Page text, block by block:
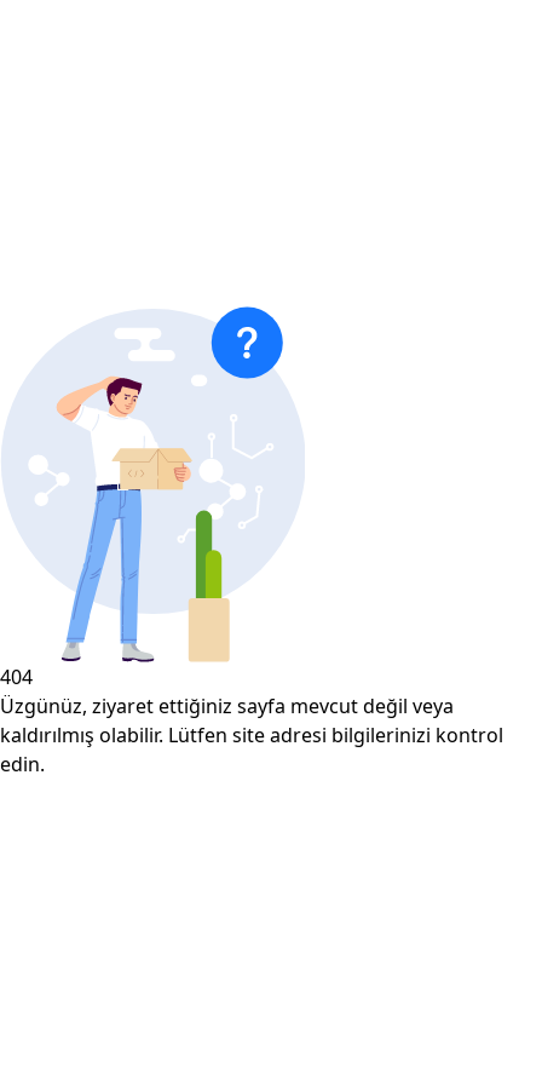
404
Üzgünüz, ziyaret ettiğiniz sayfa mevcut değil veya
kaldırılmış olabilir. Lütfen site adresi bilgilerinizi kontrol
edin.